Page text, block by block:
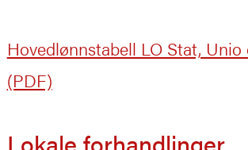
Hovedlønnstabell LO Stat, Unio
(PDF)
Lokale forhandlinger